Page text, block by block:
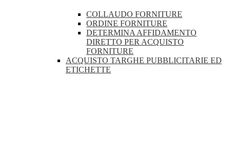
COLLAUDO FORNITURE
ORDINE FORNITURE
DETERMINA AFFIDAMENTO
DIRETTO PER ACQUISTO
FORNITURE
ACQUISTO TARGHE PUBBLICITARIE ED
ETICHETTE